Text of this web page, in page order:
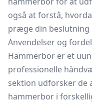
også at forstå,
præge din
Anvendelser og
Hammerbor er et
professionelle
sektion udforsker de
hammerbor i